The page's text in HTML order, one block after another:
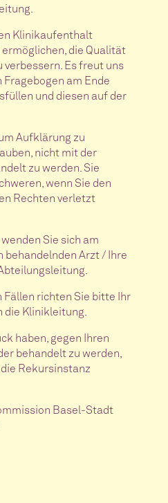
Klinikaufenthalt
die Qualität
verbessern. Es freut uns
Fragebogen am Ende
und diesen auf der
Aufklärung zu
nicht mit der
zu werden. Sie
wenn Sie den
Rechten verletzt
Sie sich am
behandelnden Arzt / Ihre
Fällen richten Sie bitte Ihr
die Klinikleitung.
haben, gegen Ihren
behandelt zu werden,
Rekursinstanz
Basel-Stadt